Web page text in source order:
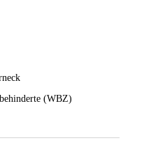
(WBZ)